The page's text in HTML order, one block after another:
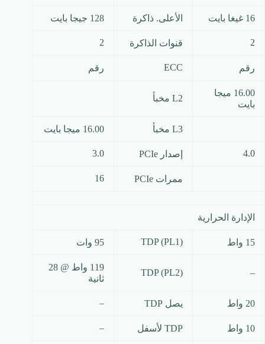
16 غيغا بايت الأعلى. ذاكرة 128 جيجا بايت
2 قنوات الذاكرة 2
رقم ECC رقم
16.00 ميجا
بايت
L2 مخبأ
L3 مخبأ 16.00 ميجا بايت
4.0 إصدار PCIe 3.0
ممرات PCIe 16
الإدارة الحرارية
15 واط TDP (PL1) 95 وات
–
TDP (PL2)
119 واط @ 28
ثانية
20 واط يصل TDP –
10 واط TDP لأسفل –